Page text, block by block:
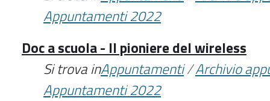
Appuntamenti 2022
Doc a scuola - Il pioniere del wireless
Si trova inAppuntamenti/Archivio
Appuntamenti 2022